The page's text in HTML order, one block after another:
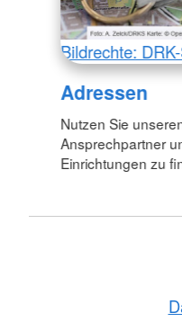
Bildrechte:
Adressen
Nutzen Sie
Ansprechpartner
Einrichtungen zu